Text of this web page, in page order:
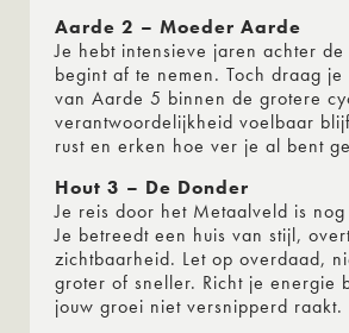
Aarde 2 – Moeder Aarde
Je hebt intensieve jaren achter
begint af te nemen. Toch draag
van Aarde 5 binnen de grotere
verantwoordelijkheid voelbaar
rust en erken hoe ver je al bent
Hout 3 – De Donder
Je reis door het Metaalveld is
Je betreedt een huis van stijl,
zichtbaarheid. Let op overdaad,
groter of sneller. Richt je energie
jouw groei niet versnipperd raakt.